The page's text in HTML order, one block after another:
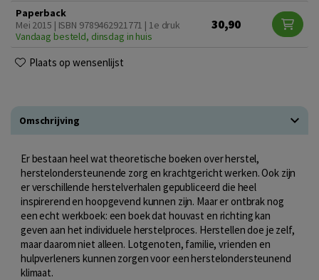
Paperback
Mei 2015 | ISBN 9789462921771 | 1e druk
Vandaag besteld, dinsdag in huis
30,90
Plaats op wensenlijst
Omschrijving
Er bestaan heel wat theoretische boeken over herstel,
herstelondersteunende zorg en krachtgericht werken. Ook zijn
er verschillende herstelverhalen gepubliceerd die heel
inspirerend en hoopgevend kunnen zijn. Maar er ontbrak nog
een echt werkboek: een boek dat houvast en richting kan
geven aan het individuele herstelproces. Herstellen doe je zelf,
maar daarom niet alleen. Lotgenoten, familie, vrienden en
hulpverleners kunnen zorgen voor een herstelondersteunend
klimaat.